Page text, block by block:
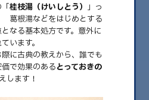
桂枝湯（けいしとう） 」っ
葛根湯などをはじめとする
なる基本処方です。意外に
います。
に古典の教えから、誰でも
で効果のあるとっておきの
します！